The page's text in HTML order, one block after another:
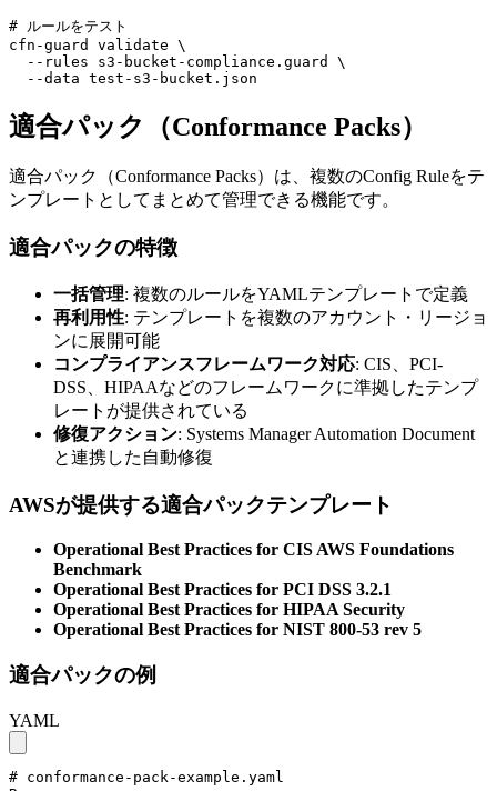
# ルールをテスト
cfn-guard validate \
  --rules s3-bucket-compliance.guard \
  --data test-s3-bucket.json
適合パック（Conformance Packs）
適合パック（Conformance Packs）は、複数のConfig Ruleをテ
ンプレートとしてまとめて管理できる機能です。
適合パックの特徴
一括管理: 複数のルールをYAMLテンプレートで定義
再利用性: テンプレートを複数のアカウント・リージョ
ンに展開可能
コンプライアンスフレームワーク対応: CIS、PCI-
DSS、HIPAAなどのフレームワークに準拠したテンプ
レートが提供されている
修復アクション: Systems Manager Automation Document
と連携した自動修復
AWSが提供する適合パックテンプレート
Operational Best Practices for CIS AWS Foundations
Benchmark
Operational Best Practices for PCI DSS 3.2.1
Operational Best Practices for HIPAA Security
Operational Best Practices for NIST 800-53 rev 5
適合パックの例
YAML
# conformance-pack-example.yaml